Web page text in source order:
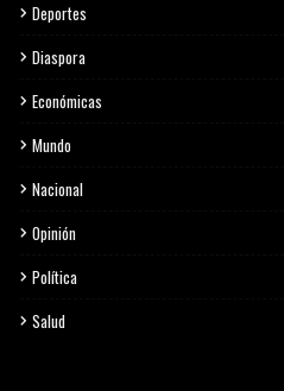
Deportes
Diaspora
Económicas
Mundo
Nacional
Opinión
Política
Salud